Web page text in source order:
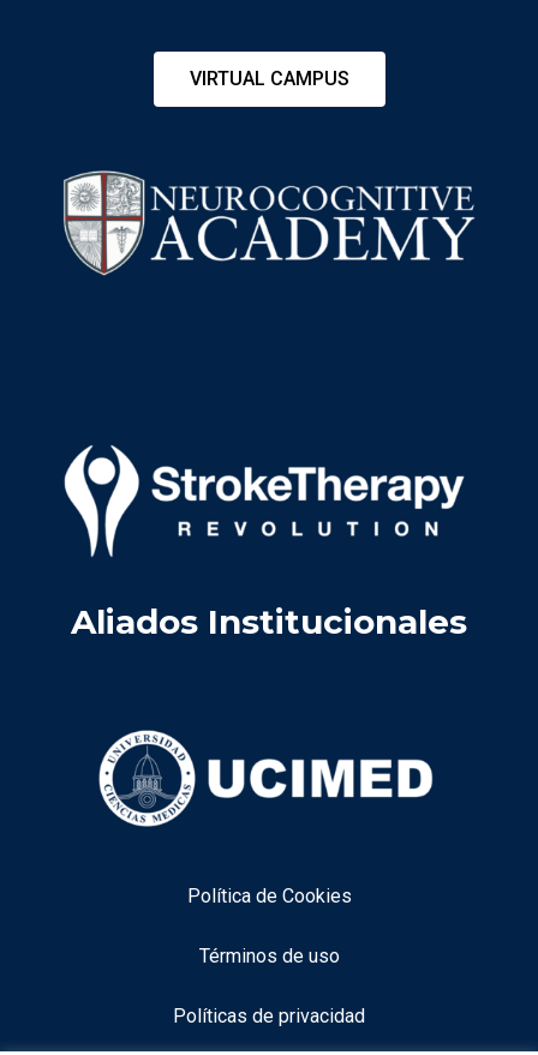
VIRTUAL CAMPUS
Aliados Institucionales
Política de Cookies
Términos de uso
Políticas de privacidad